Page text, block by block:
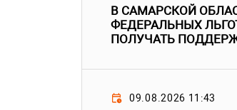
В САМАРСКОЙ
ФЕДЕРАЛЬНЫХ
ПОЛУЧАТЬ
09.08.2026 11:43